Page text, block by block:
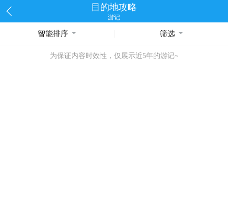
目的地攻略
游记
智能排序 筛选
为保证内容时效性，仅展示近5年的游记~